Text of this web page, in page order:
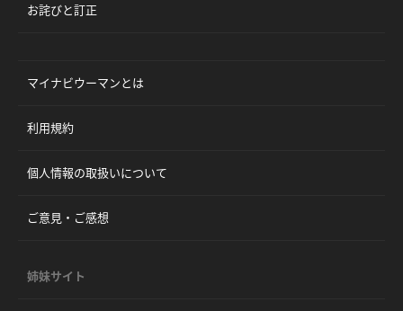
お詫びと訂正
マイナビウーマンとは
利用規約
個人情報の取扱いについて
ご意見・ご感想
姉妹サイト